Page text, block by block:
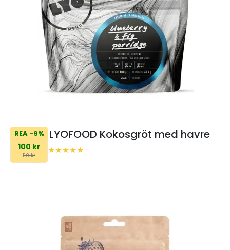
REA -9%
100 kr
110 kr
LYOFOOD Kokosgröt med havre